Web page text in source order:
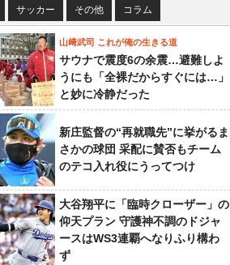
サッカー その他 コラム
山﨑武司 これが俺の生きる道
サウナで震度6の余震…避難しよ
うにも「全裸だからすぐには…」
と妙に冷静だった
新庄監督の“再就職先”に挙がるま
さかの球団 采配に賛否もチーム
のテコ入れ役にうってつけ
大谷翔平に「臨時クローザー」の
仰天プラン 守護神不調のドジャ
ースはWS3連覇へなりふり構わ
ず